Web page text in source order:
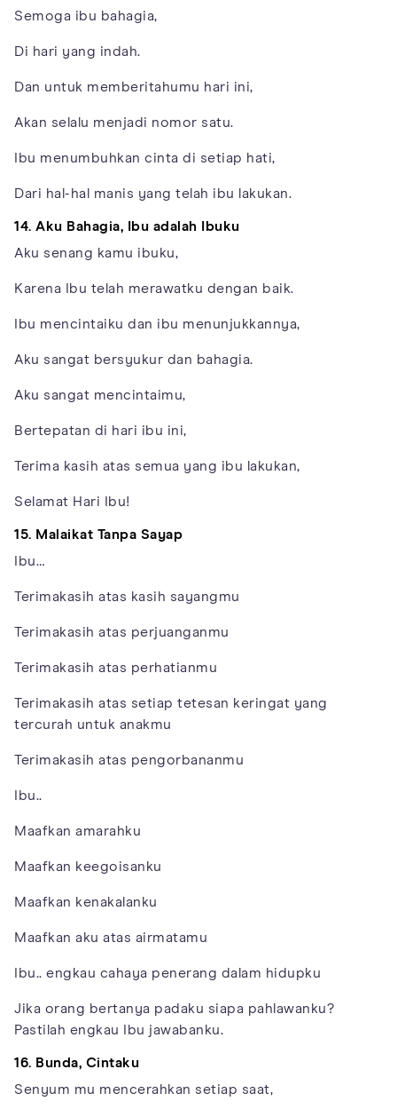
Semoga ibu bahagia,
Di hari yang indah.
Dan untuk memberitahumu hari ini,
Akan selalu menjadi nomor satu.
Ibu menumbuhkan cinta di setiap hati,
Dari hal-hal manis yang telah ibu lakukan.
14. Aku Bahagia, Ibu adalah Ibuku
Aku senang kamu ibuku,
Karena Ibu telah merawatku dengan baik.
Ibu mencintaiku dan ibu menunjukkannya,
Aku sangat bersyukur dan bahagia.
Aku sangat mencintaimu,
Bertepatan di hari ibu ini,
Terima kasih atas semua yang ibu lakukan,
Selamat Hari Ibu!
15. Malaikat Tanpa Sayap
Ibu…
Terimakasih atas kasih sayangmu
Terimakasih atas perjuanganmu
Terimakasih atas perhatianmu
Terimakasih atas setiap tetesan keringat yang
tercurah untuk anakmu
Terimakasih atas pengorbananmu
Ibu..
Maafkan amarahku
Maafkan keegoisanku
Maafkan kenakalanku
Maafkan aku atas airmatamu
Ibu.. engkau cahaya penerang dalam hidupku
Jika orang bertanya padaku siapa pahlawanku?
Pastilah engkau Ibu jawabanku.
16. Bunda, Cintaku
Senyum mu mencerahkan setiap saat,